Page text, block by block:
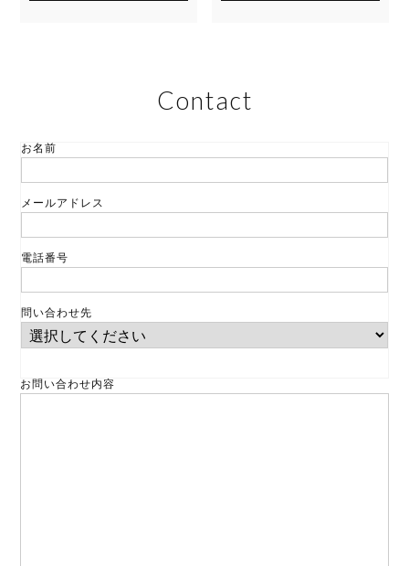
Contact
お名前
メールアドレス
電話番号
問い合わせ先
お問い合わせ内容